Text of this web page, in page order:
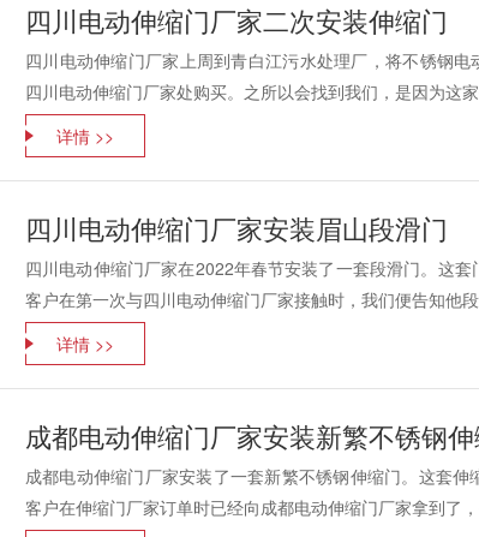
四川电动伸缩门厂家二次安装伸缩门
四川电动伸缩门厂家上周到青白江污水处理厂，将不锈钢
四川电动伸缩门厂家处购买。之所以会找到我们，是因为这
详情 >>
四川电动伸缩门厂家安装眉山段滑门
四川电动伸缩门厂家在2022年春节安装了一套段滑门。这套
客户在第一次与四川电动伸缩门厂家接触时，我们便告知他
详情 >>
成都电动伸缩门厂家安装新繁不锈钢
成都电动伸缩门厂家安装了一套新繁不锈钢伸缩门。这套
客户在伸缩门厂家订单时已经向成都电动伸缩门厂家拿到了